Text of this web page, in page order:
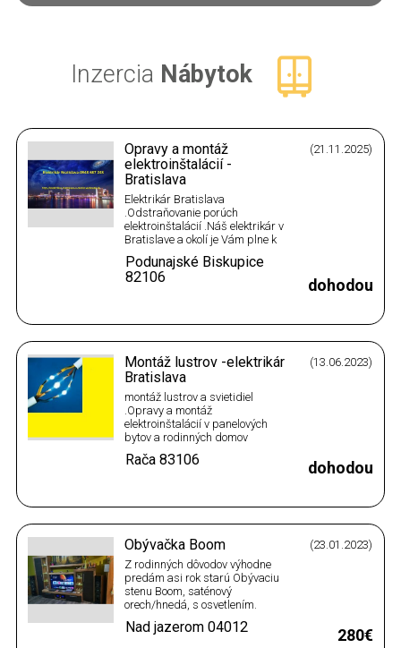
Inzercia Nábytok
Opravy a montáž
elektroinštalácií -
Bratislava
(21.11.2025)
Elektrikár Bratislava
.Odstraňovanie porúch
elektroinštalácií .Náš elektrikár v
Bratislave a okolí je Vám plne k
dispozícií,ak potrebujete
posunúť zásuvku vypínač .
Vykonávame
dohodou
Podunajské Biskupice
82106
Montáž lustrov -elektrikár
Bratislava
(13.06.2023)
montáž lustrov a svietidiel
.Opravy a montáž
elektroinštalácií v panelových
bytov a rodinných domov
.Revizne správy .Montáž
ventilátorov a digestorov
dohodou
Rača 83106
Obývačka Boom
(23.01.2023)
Z rodinných dôvodov výhodne
predám asi rok starú Obývaciu
stenu Boom, saténový
orech/hnedá, s osvetlením.
Bezchybný stav. Kupované v
ASKU. Možná dohoda
280€
Nad jazerom 04012